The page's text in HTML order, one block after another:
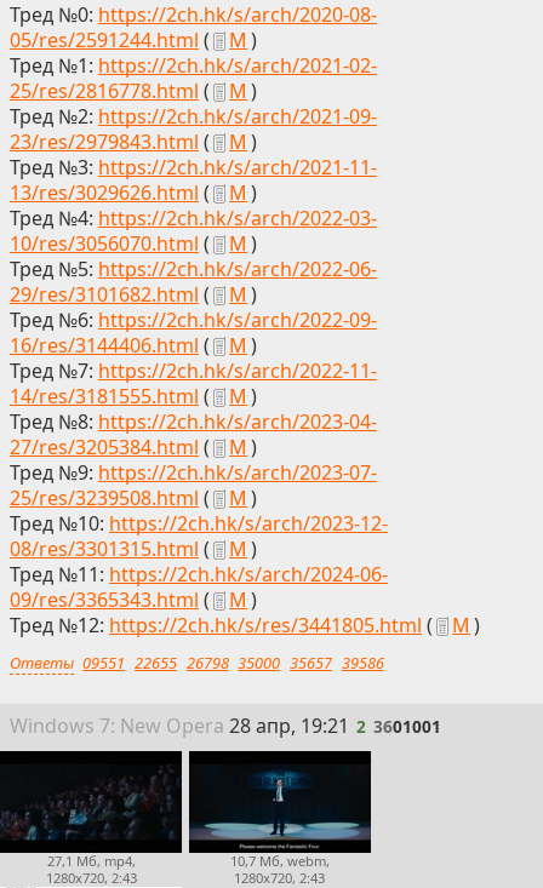
Тред №0: https://2ch.hk/s/arch/2020-08-
05/res/2591244.html ( М )
Тред №1: https://2ch.hk/s/arch/2021-02-
25/res/2816778.html ( М )
Тред №2: https://2ch.hk/s/arch/2021-09-
23/res/2979843.html ( М )
Тред №3: https://2ch.hk/s/arch/2021-11-
13/res/3029626.html ( М )
Тред №4: https://2ch.hk/s/arch/2022-03-
10/res/3056070.html ( М )
Тред №5: https://2ch.hk/s/arch/2022-06-
29/res/3101682.html ( М )
Тред №6: https://2ch.hk/s/arch/2022-09-
16/res/3144406.html ( М )
Тред №7: https://2ch.hk/s/arch/2022-11-
14/res/3181555.html ( М )
Тред №8: https://2ch.hk/s/arch/2023-04-
27/res/3205384.html ( М )
Тред №9: https://2ch.hk/s/arch/2023-07-
25/res/3239508.html ( М )
Тред №10: https://2ch.hk/s/arch/2023-12-
08/res/3301315.html ( М )
Тред №11: https://2ch.hk/s/arch/2024-06-
09/res/3365343.html ( М )
Тред №12: https://2ch.hk/s/res/3441805.html ( М )
Ответы 09551 22655 26798 35000 35657 39586
Windows 7: New Opera 2
28 апр, 19:21 2 3601001
27,1 Мб, mp4,
1280x720, 2:43
10,7 Мб, webm,
1280x720, 2:43